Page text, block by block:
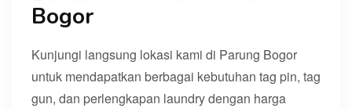
Bogor
Kunjungi langsung lokasi kami di Parung Bogor
untuk mendapatkan berbagai kebutuhan tag pin, tag
gun, dan perlengkapan laundry dengan harga